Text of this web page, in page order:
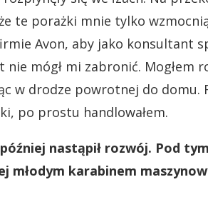
te porażki mnie tylko
Avon, aby jako konsultant
mógł mi zabronić. Mogłem
w drodze powrotnej do domu.
po prostu handlowałem.
nastąpił rozwój. Pod
młodym karabinem